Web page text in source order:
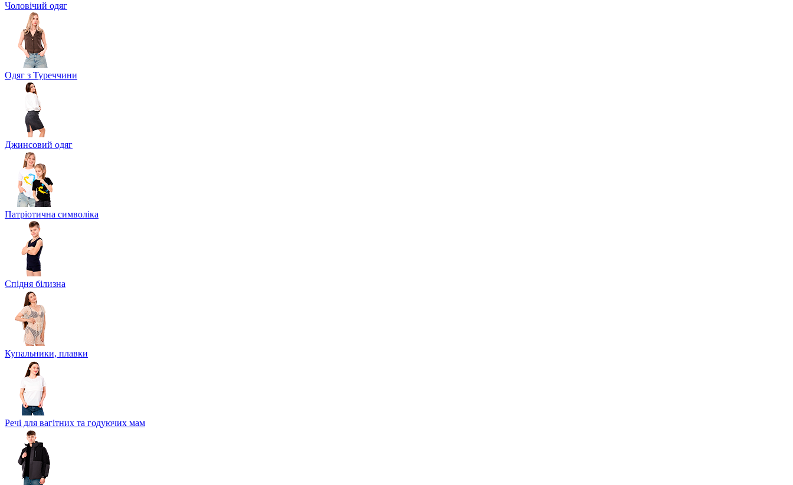
Чоловічий одяг
Одяг з Туреччини
Джинсовий одяг
Патріотична символіка
Спідня білизна
Купальники, плавки
Речі для вагітних та годуючих мам